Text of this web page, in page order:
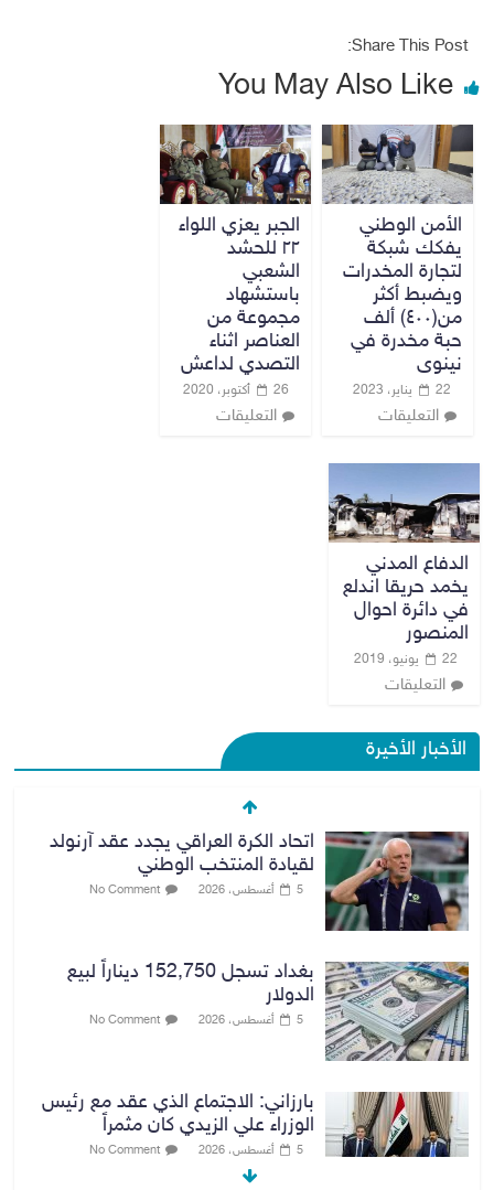
Share This Post:
You May Also Like
الأمن الوطني
يفكك شبكة
لتجارة المخدرات
ويضبط أكثر
من(٤٠٠) ألف
حبة مخدرة في
نينوى
22 يناير، 2023
التعليقات
الجبر يعزي اللواء
٢٢ للحشد
الشعبي
باستشهاد
مجموعة من
العناصر اثناء
التصدي لداعش
26 أكتوبر، 2020
التعليقات
الدفاع المدني
يخمد حريقا اندلع
في دائرة احوال
المنصور
22 يونيو، 2019
التعليقات
الأخبار الأخيرة
اتحاد الكرة العراقي يجدد عقد آرنولد
لقيادة المنتخب الوطني
5 أغسطس، 2026 No Comment
بغداد تسجل 152,750 ديناراً لبيع
الدولار
5 أغسطس، 2026 No Comment
بارزاني: الاجتماع الذي عقد مع رئيس
الوزراء علي الزيدي كان مثمراً
5 أغسطس، 2026 No Comment